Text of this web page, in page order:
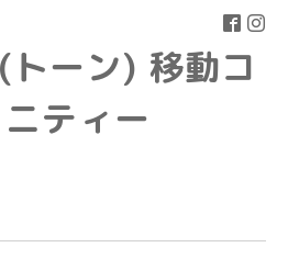
ーン) 移動コ
ティー